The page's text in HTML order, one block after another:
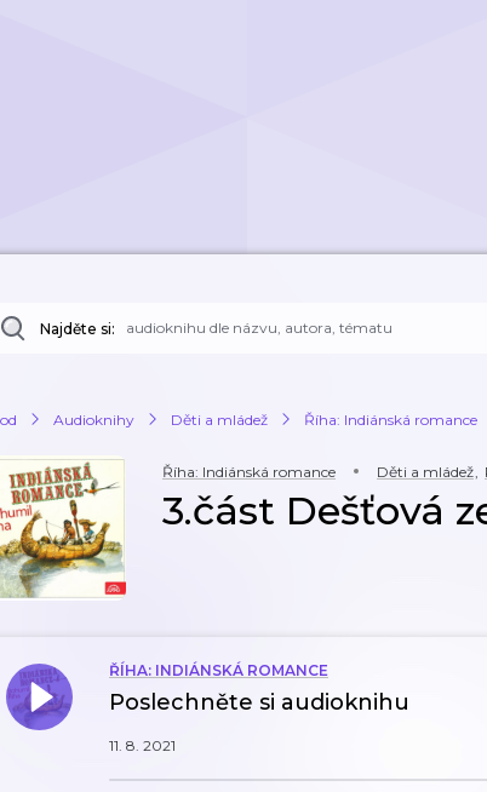
Najděte si:
Audioknihy Děti a mládež Říha: Indiánská romance
Říha: Indiánská romance Děti a mládež,
3.část Dešťová
ŘÍHA: INDIÁNSKÁ ROMANCE
Poslechněte si audioknihu
11. 8. 2021